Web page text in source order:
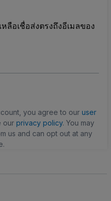
ลือเชื่อส่งตรงถึงอีเมลของ
you agree to our user
our privacy policy. You may
us and can opt out at any